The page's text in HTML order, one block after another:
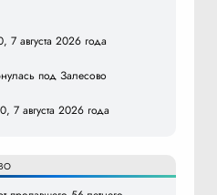
7 августа 2026 года
под Залесово
7 августа 2026 года